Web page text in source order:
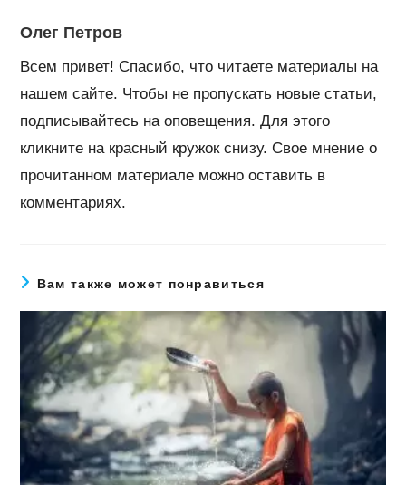
Олег Петров
Всем привет! Спасибо, что читаете материалы на
нашем сайте. Чтобы не пропускать новые статьи,
подписывайтесь на оповещения. Для этого
кликните на красный кружок снизу. Свое мнение о
прочитанном материале можно оставить в
комментариях.
Вам также может понравиться